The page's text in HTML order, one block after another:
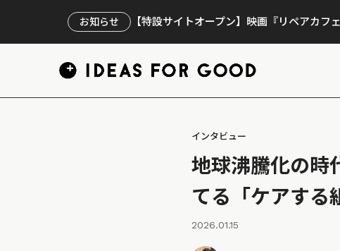
お知らせ 【特設サイトオープン】映画『リペアカフ
インタビュー
地球沸騰化の時
てる「ケアする
2026.01.15